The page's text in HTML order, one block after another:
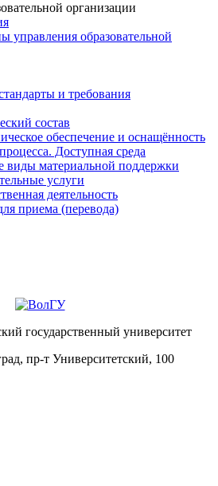
организации
управления образовательной
и требования
состав
обеспечение и оснащённость
Доступная среда
материальной поддержки
услуги
деятельность
приема (перевода)
государственный университет
пр-т Университетский, 100